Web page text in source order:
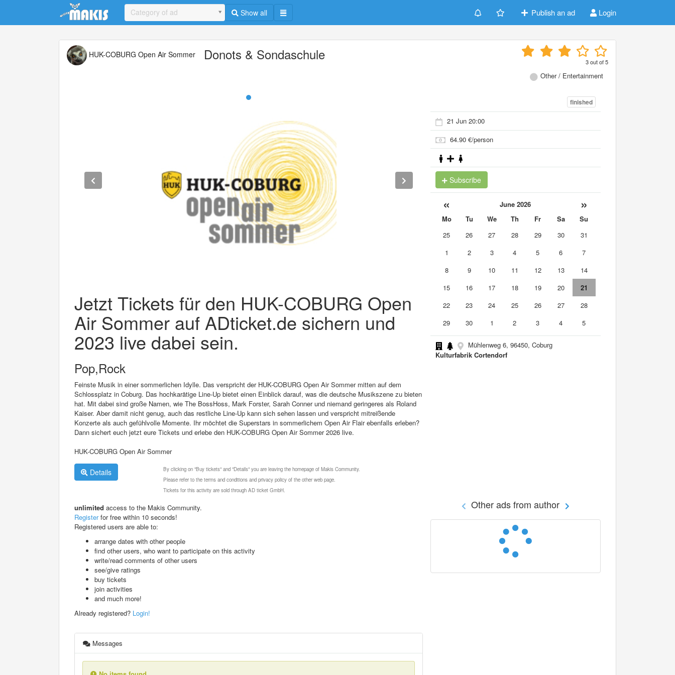
Update cookies preferences
Category of ad Show all Publish an ad Login
HUK-COBURG Open Air Sommer Donots & Sondaschule 3out of5
Other / Entertainment
Jetzt Tickets für den HUK-COBURG Open
Air Sommer auf ADticket.de sichern und
2023 live dabei sein.
Pop,Rock
Feinste Musik in einer sommerlichen Idylle. Das verspricht der HUK-COBURG Open Air Sommer mitten auf dem
Schlossplatz in Coburg. Das hochkarätige Line-Up bietet einen Einblick darauf, was die deutsche Musikszene zu bieten
hat. Mit dabei sind große Namen, wie The BossHoss, Mark Forster, Sarah Conner und niemand geringeres als Roland
Kaiser. Aber damit nicht genug, auch das restliche Line-Up kann sich sehen lassen und verspricht mitreißende
Konzerte als auch gefühlvolle Momente. Ihr möchtet die Superstars in sommerlichem Open Air Flair ebenfalls erleben?
Dann sichert euch jetzt eure Tickets und erlebe den HUK-COBURG Open Air Sommer 2026 live.
HUK-COBURG Open Air Sommer
Details
By clicking on "Buy tickets" and "Details" you are leaving the homepage of Makis Community.
Please refer to the terms and conditions and privacy policy of the other web page.
Tickets for this activity are sold through AD ticket GmbH.
unlimited access to the Makis Community.
Registerfor free within 10 seconds!
Registered users are able to:
arrange dates with other people
find other users, who want to participate on this activity
write/read comments of other users
see/give ratings
buy tickets
join activities
and much more!
Already registered? Login!
Messages
finished
21 Jun 20:00
64.90 €/person
Subscribe
« June 2026 »
Mo Tu We Th Fr Sa
Su
25
26 27 28 29 30
31
1
2 3 4 5 6
7
8
9 10 11 12 13
14
15
16 17 18 19 20
21
22
23 24 25 26 27
28
29
30 1 2 3 4 5
Mühlenweg 6, 96450, Coburg
Kulturfabrik Cortendorf
Other ads from author